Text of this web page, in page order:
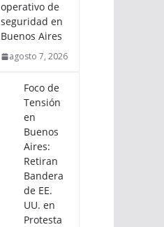
operativo de
seguridad en
Buenos Aires
agosto 7, 2026
Foco de
Tensión
en
Buenos
Aires:
Retiran
Bandera
de EE.
UU. en
Protesta